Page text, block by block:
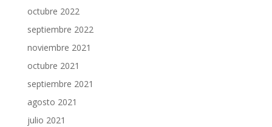
octubre 2022
septiembre 2022
noviembre 2021
octubre 2021
septiembre 2021
agosto 2021
julio 2021